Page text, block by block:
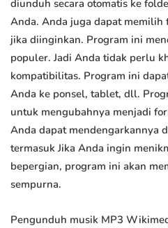
diunduh secara otomatis ke
Anda. Anda juga dapat
jika diinginkan. Program ini
populer. Jadi Anda tidak perlu
kompatibilitas. Program ini
Anda ke ponsel, tablet, dll.
untuk mengubahnya menjadi
Anda dapat mendengarkannya
termasuk Jika Anda ingin
bepergian, program ini akan
sempurna.
Pengunduh musik MP3